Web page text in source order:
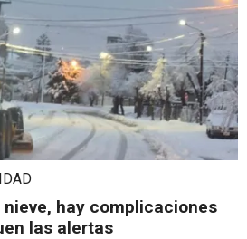
hay complicaciones
las alertas